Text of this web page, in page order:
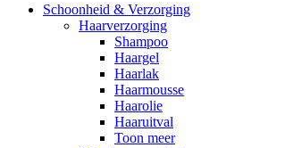
Schoonheid & Verzorging
Haarverzorging
Shampoo
Haargel
Haarlak
Haarmousse
Haarolie
Haaruitval
Toon meer